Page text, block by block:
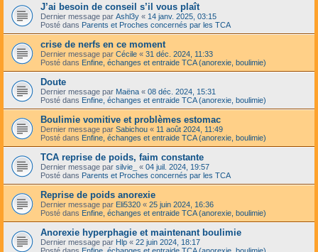
J’ai besoin de conseil s’il vous plaît
Dernier message par Ashl3y « 14 janv. 2025, 03:15
Posté dans Parents et Proches concernés par les TCA
crise de nerfs en ce moment
Dernier message par Cécile « 31 déc. 2024, 11:33
Posté dans Enfine, échanges et entraide TCA (anorexie, boulimie)
Doute
Dernier message par Maëna « 08 déc. 2024, 15:31
Posté dans Enfine, échanges et entraide TCA (anorexie, boulimie)
Boulimie vomitive et problèmes estomac
Dernier message par Sabichou « 11 août 2024, 11:49
Posté dans Enfine, échanges et entraide TCA (anorexie, boulimie)
TCA reprise de poids, faim constante
Dernier message par silvie_ « 04 juil. 2024, 19:57
Posté dans Parents et Proches concernés par les TCA
Reprise de poids anorexie
Dernier message par Eli5320 « 25 juin 2024, 16:36
Posté dans Enfine, échanges et entraide TCA (anorexie, boulimie)
Anorexie hyperphagie et maintenant boulimie
Dernier message par Hlp « 22 juin 2024, 18:17
Posté dans Enfine, échanges et entraide TCA (anorexie, boulimie)